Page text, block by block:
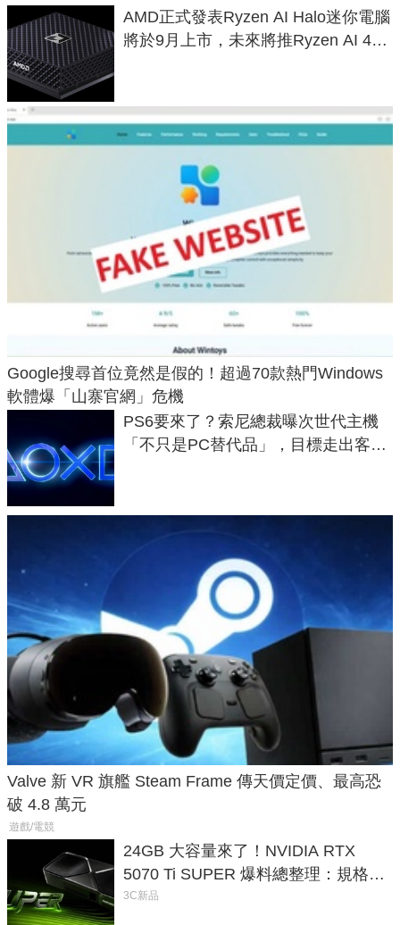
AMD正式發表Ryzen AI Halo迷你電腦
將於9月上市，未來將推Ryzen AI 400
Google搜尋首位竟然是假的！超過70款熱門Windows
軟體爆「山寨官網」危機
PS6要來了？索尼總裁曝次世代主機
「不只是PC替代品」，目標走出客
Valve 新 VR 旗艦 Steam Frame 傳天價定價、最高恐
破 4.8 萬元
遊戲/電競
24GB 大容量來了！NVIDIA RTX
5070 Ti SUPER 爆料總整理：規格、
功耗、上市時間
3C新品